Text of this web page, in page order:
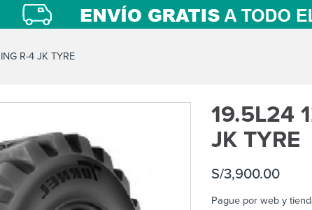
R-4 JK TYRE
19.5L24
JK TYRE
S/3,900.00
Pague por web y